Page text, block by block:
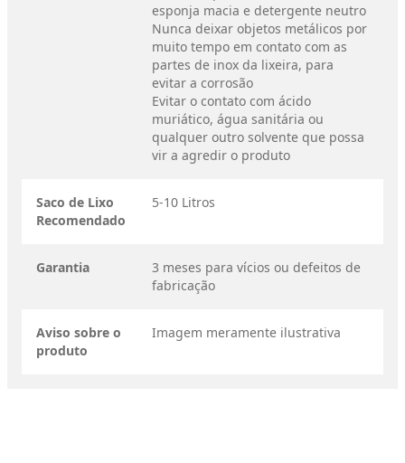
esponja macia e detergente neutro
Nunca deixar objetos metálicos por
muito tempo em contato com as
partes de inox da lixeira, para
evitar a corrosão
Evitar o contato com ácido
muriático, água sanitária ou
qualquer outro solvente que possa
vir a agredir o produto
Saco de Lixo
Recomendado
5-10 Litros
Garantia
3 meses para vícios ou defeitos de
fabricação
Aviso sobre o
produto
Imagem meramente ilustrativa